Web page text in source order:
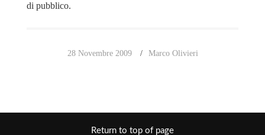
di pubblico.
28 Novembre 2009 Marco Olivieri
Return to top of page